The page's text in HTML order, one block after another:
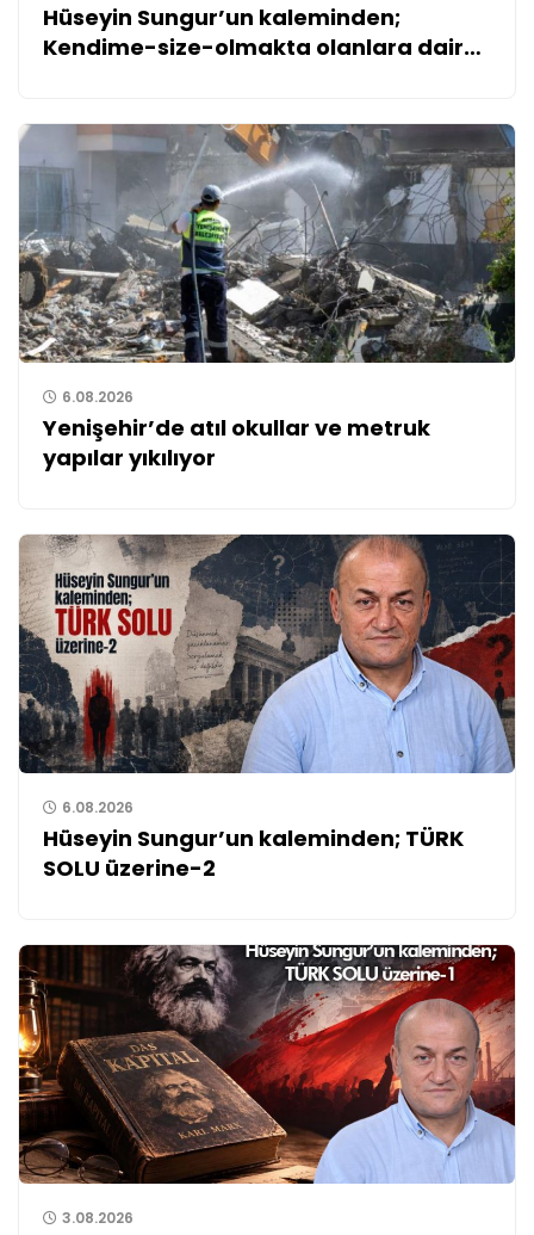
Hüseyin Sungur’un kaleminden;
Kendime-size-olmakta olanlara dair…
6.08.2026
Yenişehir’de atıl okullar ve metruk
yapılar yıkılıyor
6.08.2026
Hüseyin Sungur’un kaleminden; TÜRK
SOLU üzerine-2
3.08.2026